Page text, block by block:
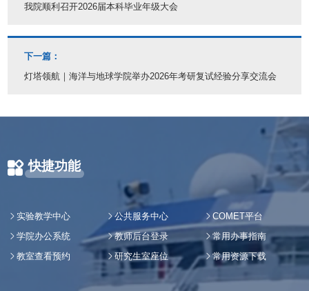
我院顺利召开2026届本科毕业年级大会
下一篇：
灯塔领航｜海洋与地球学院举办2026年考研复试经验分享交流会
快捷功能
实验教学中心 公共服务中心
COMET平台
学院办公系统
教师后台登录
常用办事指南
教室查看预约
研究生室座位 常用资源下载